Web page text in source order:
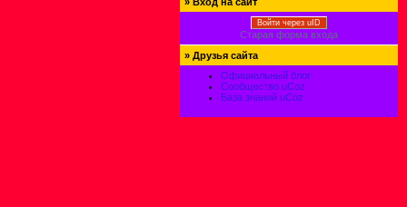
Войти через uID
Старая форма входа
» Друзья сайта
Официальный блог
Сообщество uCoz
База знаний uCoz